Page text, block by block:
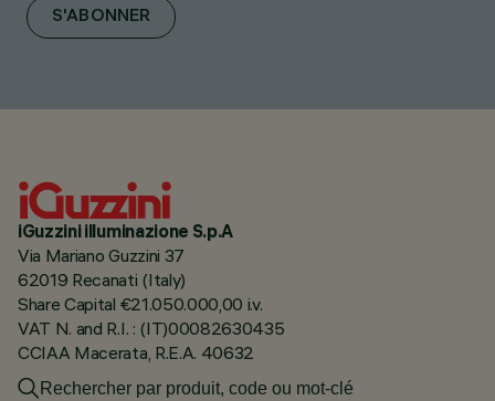
S'ABONNER
iGuzzini illuminazione S.p.A
Via Mariano Guzzini 37
62019 Recanati (Italy)
Share Capital €21.050.000,00 i.v.
VAT N. and R.I. : (IT)00082630435
CCIAA Macerata, R.E.A. 40632